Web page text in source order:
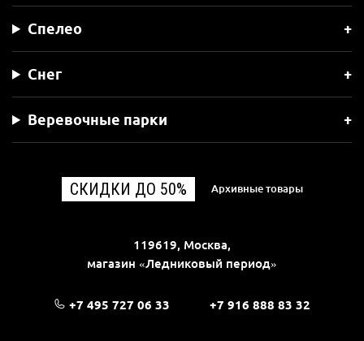
Спелео
Снег
Веревочные парки
СКИДКИ ДО 50% Архивные товары
119619, Москва,
магазин «Ледниковый период»
+7 495 727 06 33 +7 916 888 83 32